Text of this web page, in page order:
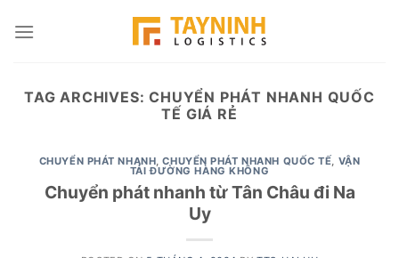
TAG ARCHIVES:CHUYỂN PHÁT NHANH QUỐC
TẾ GIÁ RẺ
CHUYỂN PHÁT NHANH,CHUYỂN PHÁT NHANH QUỐC TẾ, VẬN
TẢI ĐƯỜNG HÀNG KHÔNG
Chuyển phát nhanh từ Tân Châu đi Na
Uy